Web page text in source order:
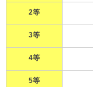
2等
3等
4等
5等